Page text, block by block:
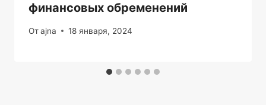
финансовых обременений
Отajna 18 января, 2024